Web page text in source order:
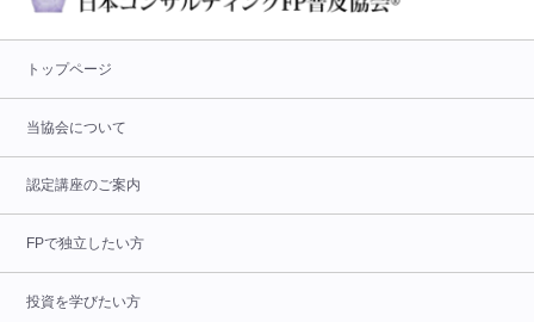
トップページ
当協会について
認定講座のご案内
FPで独立したい方
投資を学びたい方